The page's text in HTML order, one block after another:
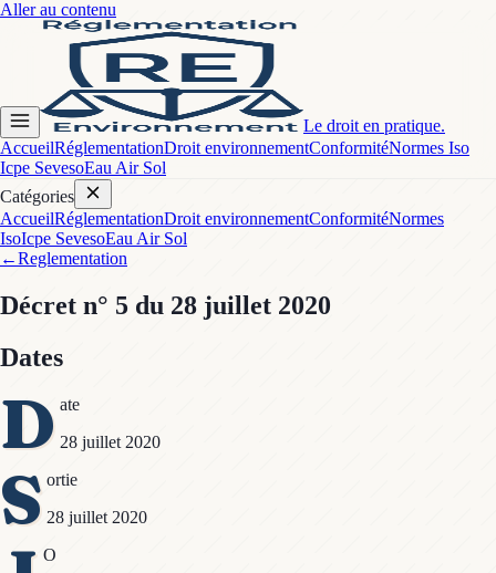
Aller au contenu
Le droit en pratique.
AccueilRéglementationDroit environnementConformitéNormes Iso
Icpe SevesoEau Air Sol
Catégories
AccueilRéglementationDroit environnementConformitéNormes
IsoIcpe SevesoEau Air Sol
←Reglementation
Décret n° 5 du 28 juillet 2020
Dates
D ate
28 juillet 2020
S ortie
28 juillet 2020
O